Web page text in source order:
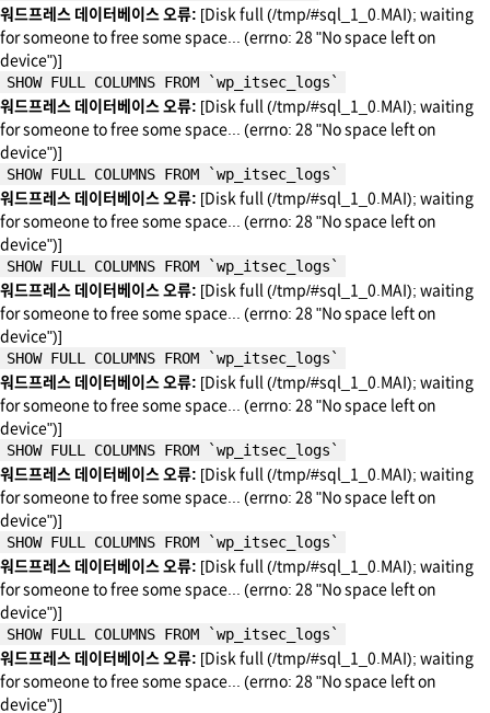
워드프레스 데이터베이스 오류: [Disk full (/tmp/#sql_1_0.MAI); waiting
for someone to free some space... (errno: 28 "No space left on
device")]
SHOW FULL COLUMNS FROM `wp_itsec_logs`
워드프레스 데이터베이스 오류: [Disk full (/tmp/#sql_1_0.MAI); waiting
for someone to free some space... (errno: 28 "No space left on
device")]
SHOW FULL COLUMNS FROM `wp_itsec_logs`
워드프레스 데이터베이스 오류: [Disk full (/tmp/#sql_1_0.MAI); waiting
for someone to free some space... (errno: 28 "No space left on
device")]
SHOW FULL COLUMNS FROM `wp_itsec_logs`
워드프레스 데이터베이스 오류: [Disk full (/tmp/#sql_1_0.MAI); waiting
for someone to free some space... (errno: 28 "No space left on
device")]
SHOW FULL COLUMNS FROM `wp_itsec_logs`
워드프레스 데이터베이스 오류: [Disk full (/tmp/#sql_1_0.MAI); waiting
for someone to free some space... (errno: 28 "No space left on
device")]
SHOW FULL COLUMNS FROM `wp_itsec_logs`
워드프레스 데이터베이스 오류: [Disk full (/tmp/#sql_1_0.MAI); waiting
for someone to free some space... (errno: 28 "No space left on
device")]
SHOW FULL COLUMNS FROM `wp_itsec_logs`
워드프레스 데이터베이스 오류: [Disk full (/tmp/#sql_1_0.MAI); waiting
for someone to free some space... (errno: 28 "No space left on
device")]
SHOW FULL COLUMNS FROM `wp_itsec_logs`
워드프레스 데이터베이스 오류: [Disk full (/tmp/#sql_1_0.MAI); waiting
for someone to free some space... (errno: 28 "No space left on
device")]